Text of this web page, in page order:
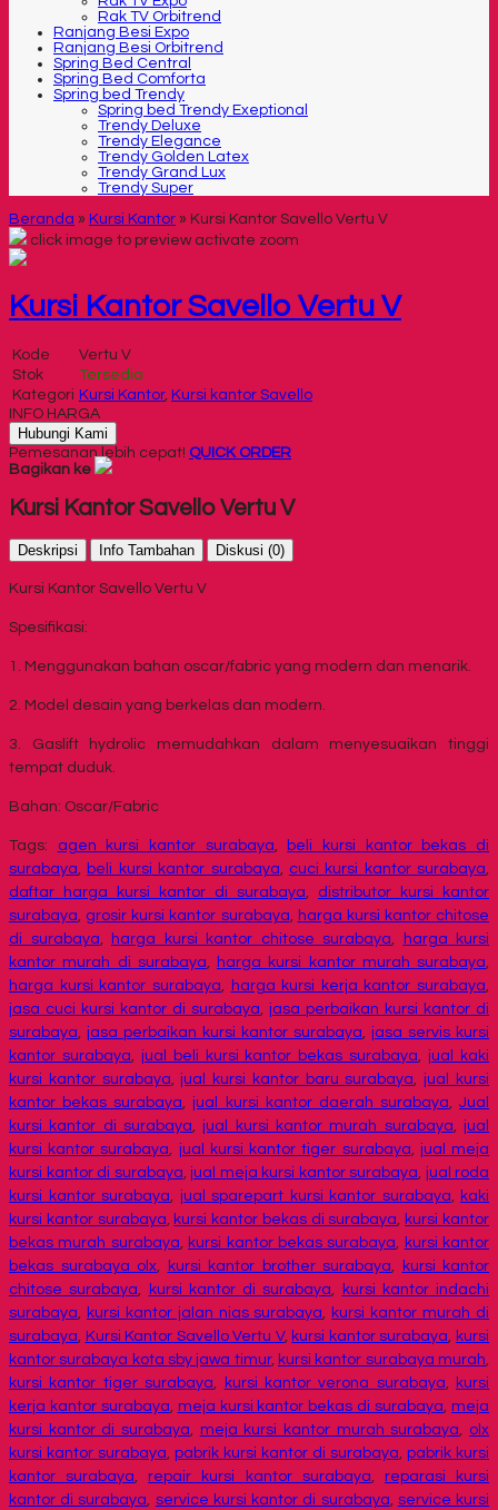
Rak TV Orbitrend
Ranjang Besi Expo
Ranjang Besi Orbitrend
Spring Bed Central
Spring Bed Comforta
Spring bed Trendy
Spring bed Trendy Exeptional
Trendy Deluxe
Trendy Elegance
Trendy Golden Latex
Trendy Grand Lux
Trendy Super
Beranda » Kursi Kantor » Kursi Kantor Savello Vertu V
click image to preview activate zoom
Kursi Kantor Savello Vertu V
Kode
Vertu V
Stok
Tersedia
Kategori Kursi Kantor, Kursi kantor Savello
INFO HARGA
Hubungi Kami
Pemesanan lebih cepat! QUICK ORDER
Bagikan ke
Kursi Kantor Savello Vertu V
Deskripsi Info Tambahan Diskusi (0)
Kursi Kantor Savello Vertu V
Spesifikasi:
1. Menggunakan bahan oscar/fabric yang modern dan menarik.
2. Model desain yang berkelas dan modern.
3. Gaslift hydrolic memudahkan dalam menyesuaikan tinggi
tempat duduk.
Bahan: Oscar/Fabric
Tags: agen kursi kantor surabaya,
beli kursi kantor bekas di
surabaya, beli kursi kantor surabaya, cuci kursi kantor surabaya,
daftar harga kursi kantor di surabaya, distributor kursi kantor
surabaya, grosir kursi kantor surabaya, harga kursi kantor chitose
di surabaya, harga kursi kantor chitose surabaya,
harga kursi
kantor murah di surabaya, harga kursi kantor murah surabaya,
harga kursi kantor surabaya, harga kursi kerja kantor surabaya,
jasa cuci kursi kantor di surabaya, jasa perbaikan kursi kantor di
surabaya, jasa perbaikan kursi kantor surabaya, jasa servis kursi
kantor surabaya, jual beli kursi kantor bekas surabaya,jual kaki
kursi kantor surabaya,jual kursi kantor baru surabaya,jual kursi
kantor bekas surabaya,jual kursi kantor daerah surabaya, Jual
kursi kantor di surabaya,jual kursi kantor murah surabaya,jual
kursi kantor surabaya, jual kursi kantor tiger surabaya, jual meja
kursi kantor di surabaya, jual meja kursi kantor surabaya, jual roda
kursi kantor surabaya, jual sparepart kursi kantor surabaya, kaki
kursi kantor surabaya, kursi kantor bekas di surabaya, kursi kantor
bekas murah surabaya, kursi kantor bekas surabaya, kursi kantor
bekas surabaya olx, kursi kantor brother surabaya,
kursi kantor
chitose surabaya, kursi kantor di surabaya,
kursi kantor indachi
surabaya, kursi kantor jalan nias surabaya, kursi kantor murah di
surabaya, Kursi Kantor Savello Vertu V, kursi kantor surabaya, kursi
kantor surabaya kota sby jawa timur, kursi kantor surabaya murah,
kursi kantor tiger surabaya, kursi kantor verona surabaya, kursi
kerja kantor surabaya, meja kursi kantor bekas di surabaya,meja
kursi kantor di surabaya, meja kursi kantor murah surabaya, olx
kursi kantor surabaya, pabrik kursi kantor di surabaya, pabrik kursi
kantor surabaya,repair kursi kantor surabaya, reparasi kursi
kantor di surabaya, service kursi kantor di surabaya, service kursi